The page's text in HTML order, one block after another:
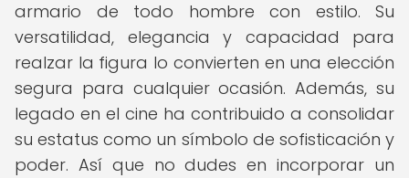
armario de todo hombre con estilo. Su
versatilidad, elegancia y capacidad para
realzar la figura lo convierten en una elección
segura para cualquier ocasión. Además, su
legado en el cine ha contribuido a consolidar
su estatus como un símbolo de sofisticación y
poder. Así que no dudes en incorporar un